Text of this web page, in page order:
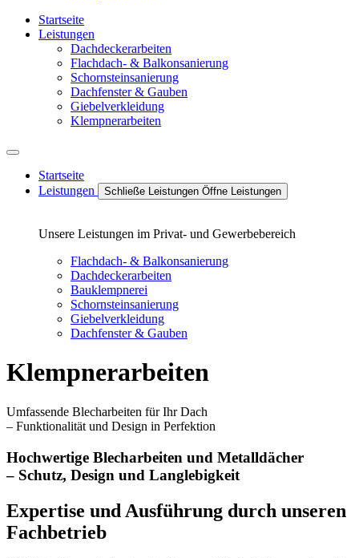
Startseite
Leistungen
Dachdeckerarbeiten
Flachdach- & Balkonsanierung
Schornsteinsanierung
Dachfenster & Gauben
Giebelverkleidung
Klempnerarbeiten
Startseite
Leistungen
Schließe Leistungen Öffne Leistungen
Unsere Leistungen im Privat- und Gewerbebereich
Flachdach- & Balkonsanierung
Dachdeckerarbeiten
Bauklempnerei
Schornsteinsanierung
Giebelverkleidung
Dachfenster & Gauben
Klempnerarbeiten
Umfassende Blecharbeiten für Ihr Dach
– Funktionalität und Design in Perfektion
Hochwertige Blecharbeiten und Metalldächer
– Schutz, Design und Langlebigkeit
Expertise und Ausführung durch unseren
Fachbetrieb